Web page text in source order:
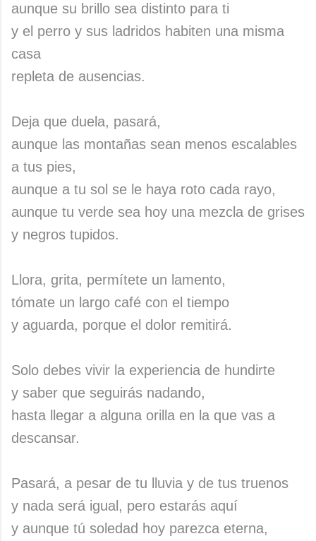
aunque su brillo sea distinto para ti
y el perro y sus ladridos habiten una misma
casa
repleta de ausencias.
Deja que duela, pasará,
aunque las montañas sean menos escalables
a tus pies,
aunque a tu sol se le haya roto cada rayo,
aunque tu verde sea hoy una mezcla de grises
y negros tupidos.
Llora, grita, permítete un lamento,
tómate un largo café con el tiempo
y aguarda, porque el dolor remitirá.
Solo debes vivir la experiencia de hundirte
y saber que seguirás nadando,
hasta llegar a alguna orilla en la que vas a
descansar.
Pasará, a pesar de tu lluvia y de tus truenos
y nada será igual, pero estarás aquí
y aunque tú soledad hoy parezca eterna,